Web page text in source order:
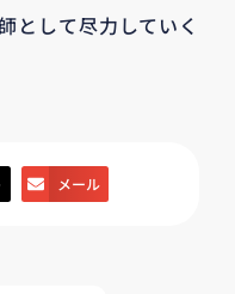
として尽力していく
メール